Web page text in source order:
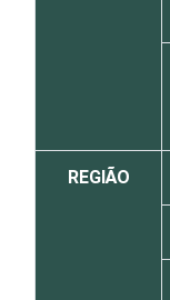
REGIÃO